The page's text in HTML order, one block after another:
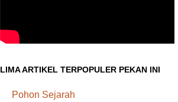
LIMA ARTIKEL TERPOPULER PEKAN INI
Pohon Sejarah